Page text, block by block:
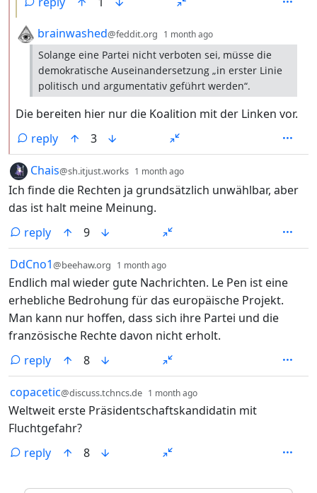
by
brainwashed@feddit.org 1 month ago
Solange eine Partei nicht verboten sei, müsse die
demokratische Auseinandersetzung „in erster Linie
politisch und argumentativ geführt werden“.
Die bereiten hier nur die Koalition mit der Linken vor.
reply
3
by
Chais@sh.itjust.works 1 month ago
Ich finde die Rechten ja grundsätzlich unwählbar, aber
das ist halt meine Meinung.
reply
9
by
DdCno1@beehaw.org 1 month ago
Endlich mal wieder gute Nachrichten. Le Pen ist eine
erhebliche Bedrohung für das europäische Projekt.
Man kann nur hoffen, dass sich ihre Partei und die
französische Rechte davon nicht erholt.
reply
8
by
copacetic@discuss.tchncs.de 1 month ago
Weltweit erste Präsidentschaftskandidatin mit
Fluchtgefahr?
reply
8